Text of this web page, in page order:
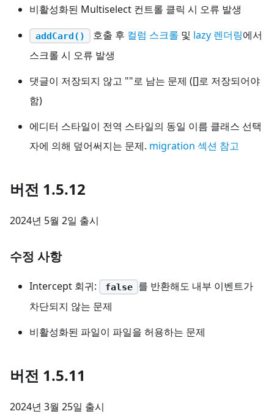
비활성화된 Multiselect 컨트롤 클릭 시 오류 발생
addCard() 호출 후 컬럼 스크롤 및 lazy 렌더링에서
스크롤 시 오류 발생
댓글이 저장되지 않고 ""로 남는 문제 ([]로 저장되어야
함)
에디터 스타일이 전역 스타일의 동일 이름 클래스 선택
자에 의해 덮어써지는 문제. migration 섹션 참고
버전 1.5.12
2024년 5월 2일 출시
수정 사항
Intercept 회귀: false 를 반환해도 내부 이벤트가
차단되지 않는 문제
비활성화된 파일이 파일을 허용하는 문제
버전 1.5.11
2024년 3월 25일 출시